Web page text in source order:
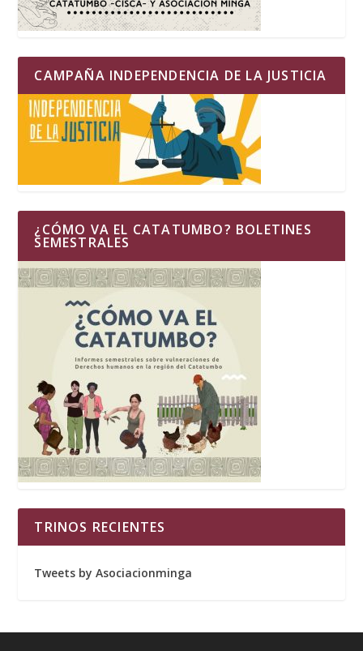
CAMPAÑA INDEPENDENCIA DE LA JUSTICIA
¿CÓMO VA EL CATATUMBO? BOLETINES
SEMESTRALES
TRINOS RECIENTES
Tweets by Asociacionminga